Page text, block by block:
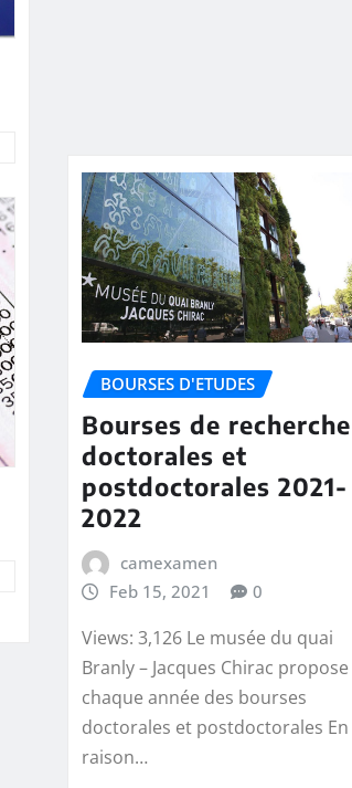
BOURSES D'ETUDES
Bourses de recherche
doctorales et
postdoctorales 2021-
2022
camexamen
Feb 15, 2021
0
Views: 3,126 Le musée du quai
Branly – Jacques Chirac propose
chaque année des bourses
doctorales et postdoctorales En
raison…